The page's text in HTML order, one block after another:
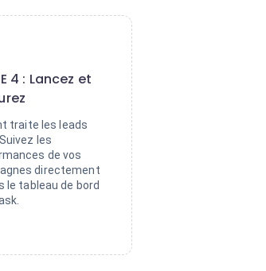
4 : Lancez et
traite les leads
les
de vos
directement
le tableau de bord